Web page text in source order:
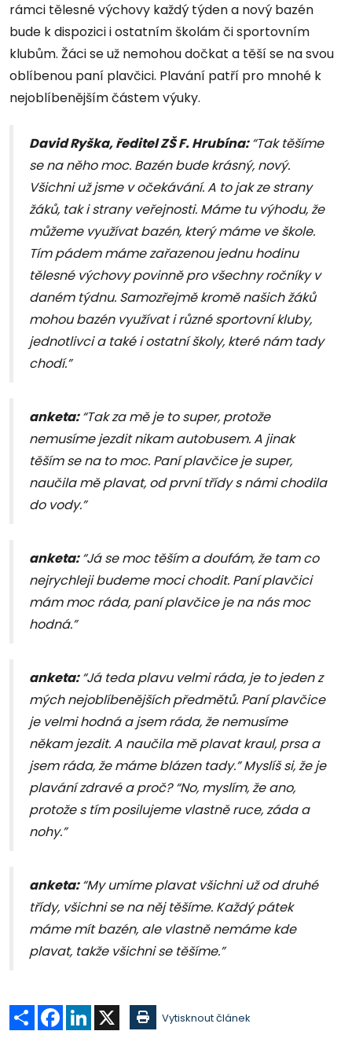
rámci tělesné výchovy každý týden a nový bazén
bude k dispozici i ostatním školám či sportovním
klubům. Žáci se už nemohou dočkat a těší se na svou
oblíbenou paní plavčici. Plavání patří pro mnohé k
nejoblíbenějším částem výuky.
David Ryška, ředitel ZŠ F. Hrubína:“Tak těšíme
se na něho moc. Bazén bude krásný, nový.
Všichni už jsme v očekávání. A to jak ze strany
žáků, tak i strany veřejnosti. Máme tu výhodu, že
můžeme využívat bazén, který máme ve škole.
Tím pádem máme zařazenou jednu hodinu
tělesné výchovy povinně pro všechny ročníky v
daném týdnu. Samozřejmě kromě našich žáků
mohou bazén využívat i různé sportovní kluby,
jednotlivci a také i ostatní školy, které nám tady
chodí.”
anketa:“Tak za mě je to super, protože
nemusíme jezdit nikam autobusem. A jinak
těším se na to moc. Paní plavčice je super,
naučila mě plavat, od první třídy s námi chodila
do vody.”
anketa:“Já se moc těším a doufám, že tam co
nejrychleji budeme moci chodit. Paní plavčici
mám moc ráda, paní plavčice je na nás moc
hodná.”
anketa:“Já teda plavu velmi ráda, je to jeden z
mých nejoblíbenějších předmětů. Paní plavčice
je velmi hodná a jsem ráda, že nemusíme
někam jezdit. A naučila mě plavat kraul, prsa a
jsem ráda, že máme blázen tady.” Myslíš si, že je
plavání zdravé a proč? “No, myslím, že ano,
protože s tím posilujeme vlastně ruce, záda a
nohy.”
anketa:“My umíme plavat všichni už od druhé
třídy, všichni se na něj těšíme. Každý pátek
máme mít bazén, ale vlastně nemáme kde
plavat, takže všichni se těšíme.”
Sdílet Facebook
LinkedIn Vytisknout článek